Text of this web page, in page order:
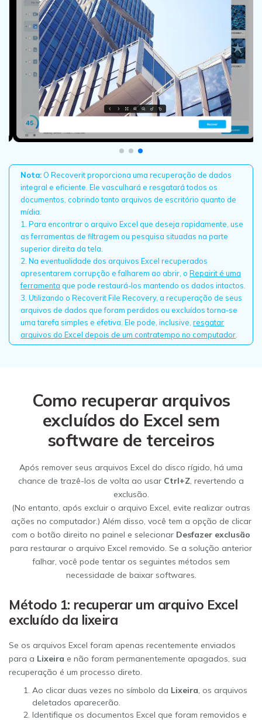
Nota: O Recoverit proporciona uma recuperação de dados
integral e eficiente. Ele vasculhará e resgatará todos os
documentos, cobrindo tanto arquivos de escritório quanto de
mídia.
1. Para encontrar o arquivo Excel que deseja rapidamente, use
as ferramentas de filtragem ou pesquisa situadas na parte
superior direita da tela.
2. Na eventualidade dos arquivos Excel recuperados
apresentarem corrupção e falharem ao abrir, oRepairit é uma
ferramenta que pode restaurá-los mantendo os dados intactos.
3. Utilizando o Recoverit File Recovery, a recuperação de seus
arquivos de dados que foram perdidos ou excluídos torna-se
uma tarefa simples e efetiva. Ele pode, inclusive,resgatar
arquivos do Excel depois de um contratempo no computador
Como recuperar arquivos
excluídos do Excel sem
software de terceiros
Após remover seus arquivos Excel do disco rígido, há uma
chance de trazê-los de volta ao usar Ctrl+Z, revertendo a
exclusão.
(No entanto, após excluir o arquivo Excel, evite realizar outras
ações no computador.) Além disso, você tem a opção de clicar
com o botão direito no painel e selecionar Desfazer exclusão
para restaurar o arquivo Excel removido. Se a solução anterior
falhar, você pode tentar os seguintes métodos sem
necessidade de baixar softwares.
Método 1: recuperar um arquivo Excel
excluído da lixeira
Se os arquivos Excel foram apenas recentemente enviados
para a Lixeira e não foram permanentemente apagados, sua
recuperação é um processo direto.
Ao clicar duas vezes no símbolo da Lixeira, os arquivos
deletados aparecerão.
Identifique os documentos Excel que foram removidos e